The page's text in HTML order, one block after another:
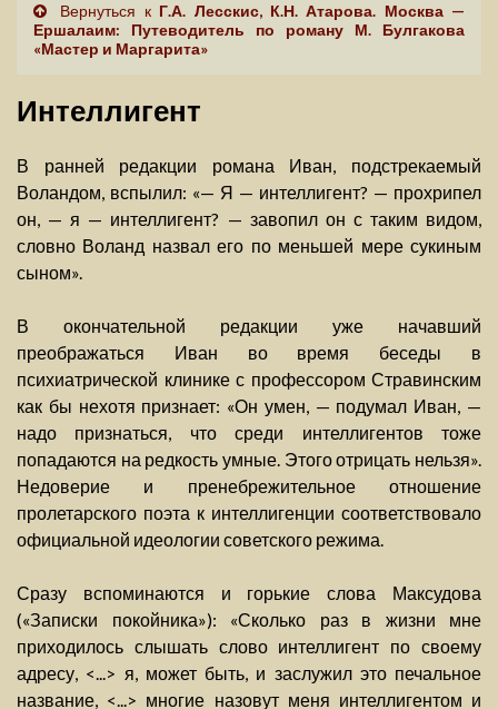
Вернуться к Г.А. Лесскис, К.Н. Атарова. Москва —
Ершалаим: Путеводитель по роману М. Булгакова
«Мастер и Маргарита»
Интеллигент
В ранней редакции романа Иван, подстрекаемый
Воландом, вспылил: «— Я — интеллигент? — прохрипел
он, — я — интеллигент? — завопил он с таким видом,
словно Воланд назвал его по меньшей мере сукиным
сыном».
В окончательной редакции уже начавший
преображаться Иван во время беседы в
психиатрической клинике с профессором Стравинским
как бы нехотя признает: «Он умен, — подумал Иван, —
надо признаться, что среди интеллигентов тоже
попадаются на редкость умные. Этого отрицать нельзя».
Недоверие и пренебрежительное отношение
пролетарского поэта к интеллигенции соответствовало
официальной идеологии советского режима.
Сразу вспоминаются и горькие слова Максудова
(«Записки покойника»): «Сколько раз в жизни мне
приходилось слышать слово интеллигент по своему
адресу, <...> я, может быть, и заслужил это печальное
название, <...> многие назовут меня интеллигентом и